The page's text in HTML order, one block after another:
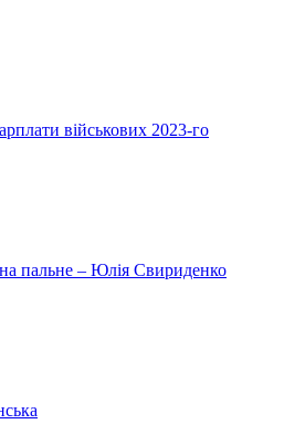
військових 2023-го
пальне – Юлія Свириденко